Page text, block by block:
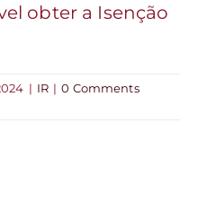
obter a Isenção
| IR | 0 Comments